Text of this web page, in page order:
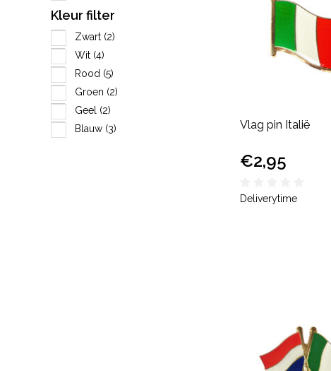
Kleur filter
Zwart (2)
Wit (4)
Rood (5)
Groen (2)
Geel (2)
Blauw (3) Vlag pin Italië
€2,95
Deliverytime